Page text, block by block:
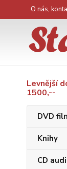
O nás,
Levnější
1500,--
DVD
Knihy
CD